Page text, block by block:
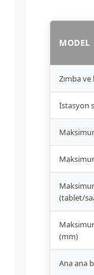
MODEL
Zımba ve
İstasyon
(tablet/
(mm)
Ana ana